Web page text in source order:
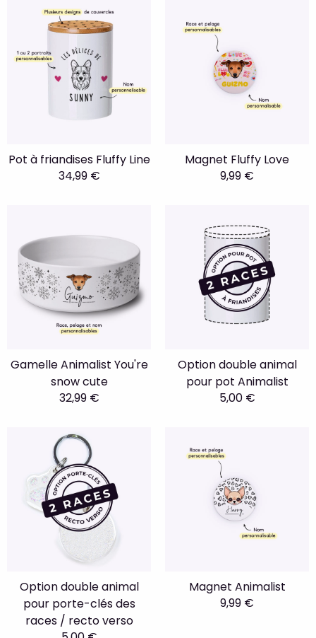
Pot à friandises Fluffy Line
34,99 €
Magnet Fluffy Love
9,99 €
Gamelle Animalist You're
snow cute
32,99 €
Option double animal
pour pot Animalist
5,00 €
Option double animal
pour porte-clés des
races / recto verso
Magnet Animalist
9,99 €